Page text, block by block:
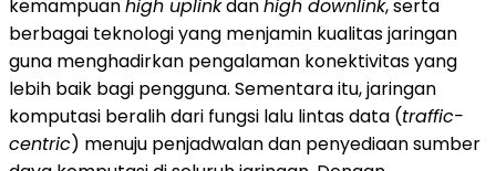
kemampuanhigh uplinkdanhigh downlink, serta
berbagai teknologi yang menjamin kualitas jaringan
guna menghadirkan pengalaman konektivitas yang
lebih baik bagi pengguna. Sementara itu, jaringan
komputasi beralih dari fungsi lalu lintas data (traffic-
centric) menuju penjadwalan dan penyediaan sumber